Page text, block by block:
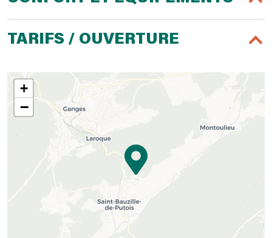
TARIFS / OUVERTURE
+
−